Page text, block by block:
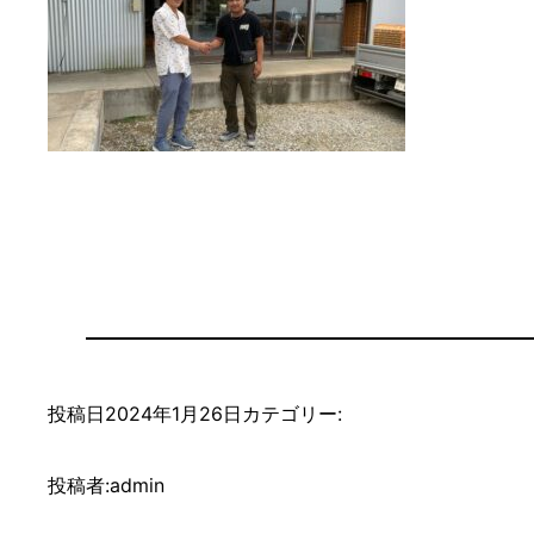
投稿日2024年1月26日 カテゴリー:
投稿者:admin